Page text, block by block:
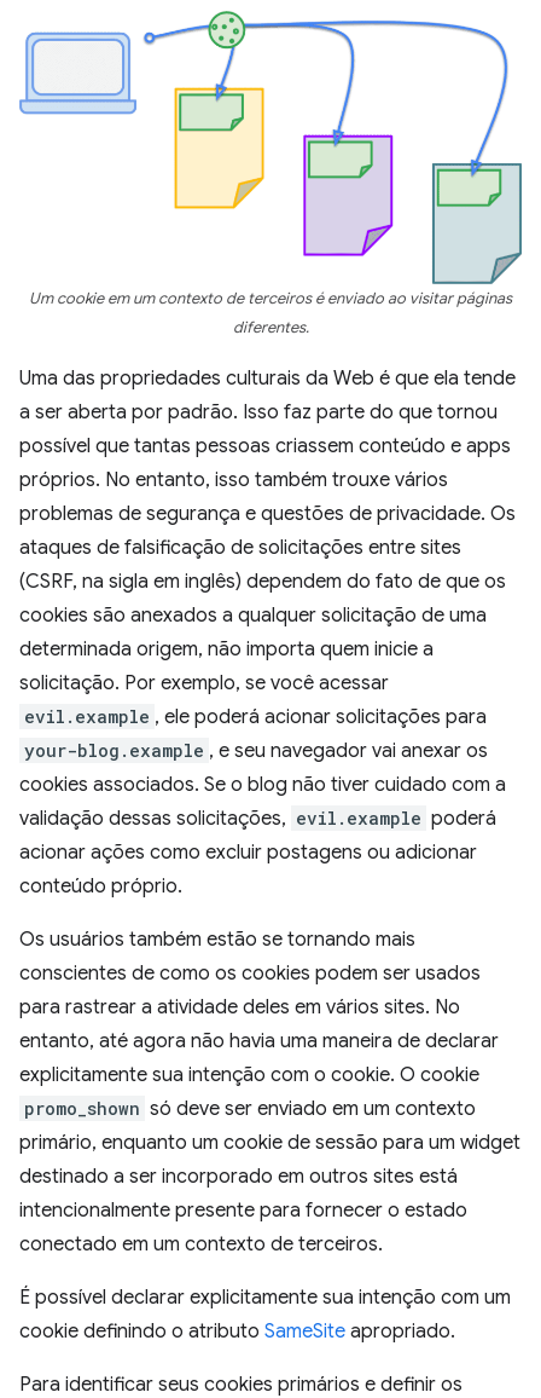
Um cookie em um contexto de terceiros é enviado ao visitar páginas
diferentes.
Uma das propriedades culturais da Web é que ela tende
a ser aberta por padrão. Isso faz parte do que tornou
possível que tantas pessoas criassem conteúdo e apps
próprios. No entanto, isso também trouxe vários
problemas de segurança e questões de privacidade. Os
ataques de falsificação de solicitações entre sites
(CSRF, na sigla em inglês) dependem do fato de que os
cookies são anexados a qualquer solicitação de uma
determinada origem, não importa quem inicie a
solicitação. Por exemplo, se você acessar
evil.example , ele poderá acionar solicitações para
your-blog.example , e seu navegador vai anexar os
cookies associados. Se o blog não tiver cuidado com a
validação dessas solicitações, evil.example poderá
acionar ações como excluir postagens ou adicionar
conteúdo próprio.
Os usuários também estão se tornando mais
conscientes de como os cookies podem ser usados
para rastrear a atividade deles em vários sites. No
entanto, até agora não havia uma maneira de declarar
explicitamente sua intenção com o cookie. O cookie
promo_shown só deve ser enviado em um contexto
primário, enquanto um cookie de sessão para um widget
destinado a ser incorporado em outros sites está
intencionalmente presente para fornecer o estado
conectado em um contexto de terceiros.
É possível declarar explicitamente sua intenção com um
cookie definindo o atributo SameSite apropriado.
Para identificar seus cookies primários e definir os